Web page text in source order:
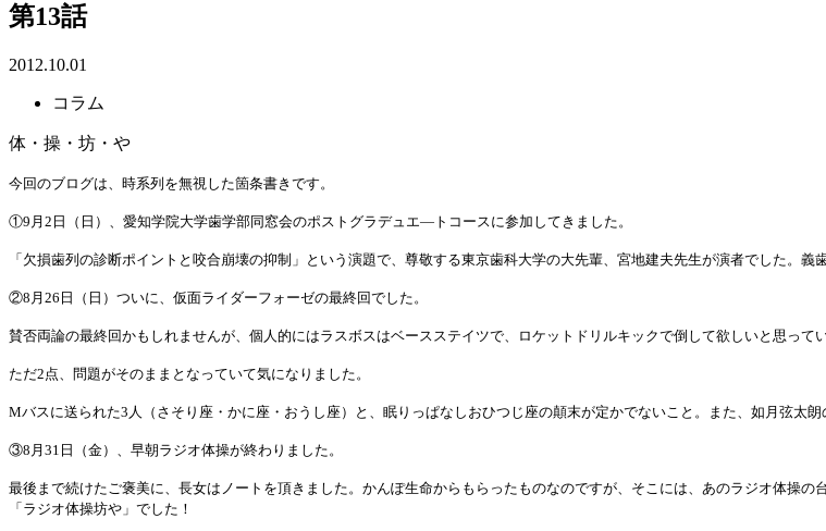
第13話
2012.10.01
コラム
体・操・坊・や
今回のブログは、時系列を無視した箇条書きです。
①9月2日（日）、愛知学院大学歯学部同窓会のポストグラデュエ―トコースに参加してきました。
「欠損歯列の診断ポイントと咬合崩壊の抑制」という演題で、尊敬する東京歯科大学の大先輩、宮地建夫先生が演者でした。義
②8月26日（日）ついに、仮面ライダーフォーゼの最終回でした。
賛否両論の最終回かもしれませんが、個人的にはラスボスはベースステイツで、ロケットドリルキックで倒して欲しいと思って
ただ2点、問題がそのままとなっていて気になりました。
Mバスに送られた3人（さそり座・かに座・おうし座）と、眠りっぱなしおひつじ座の顛末が定かでないこと。また、如月弦太
③8月31日（金）、早朝ラジオ体操が終わりました。
最後まで続けたご褒美に、長女はノートを頂きました。かんぽ生命からもらったものなのですが、そこには、あのラジオ体操
「ラジオ体操坊や」でした！